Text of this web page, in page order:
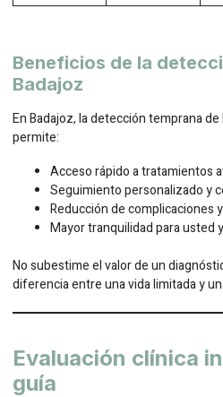
Beneficios de la
Badajoz
En Badajoz, la detección temprana
permite:
Acceso rápido a tratamientos
Seguimiento personalizado y
Reducción de complicaciones
Mayor tranquilidad para usted
No subestime el valor de un
diferencia entre una vida limitada y
Evaluación clínica
guía